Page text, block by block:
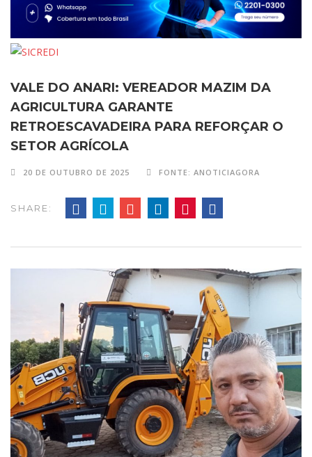
VALE DO ANARI: VEREADOR MAZIM DA
AGRICULTURA GARANTE
RETROESCAVADEIRA PARA REFORÇAR O
SETOR AGRÍCOLA
20 DE OUTUBRO DE 2025 FONTE: ANOTICIAGORA
SHARE: